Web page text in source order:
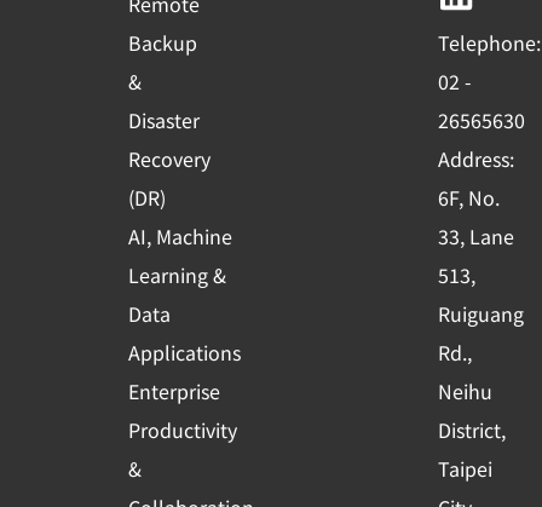
Backup
&
Disaster
Recovery
(DR)
AI, Machine
Learning &
Data
Applications
Enterprise
Productivity
&
o
o
k
-
s
q
u
a
r
e
b
e
d
i
n
Telephone:
02 -
26565630
Address:
6F, No.
33, Lane
513,
Ruiguang
Rd.,
Neihu
District,
Taipei